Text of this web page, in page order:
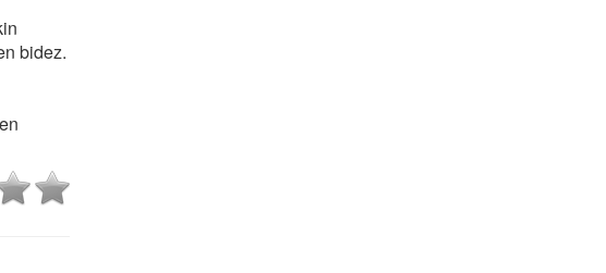
bidez.